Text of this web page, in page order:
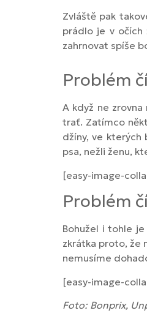
Zvláště pak
prádlo je v očích
zahrnovat spíše
Problém
A když ne
trať. Zatímco
džíny, ve
psa, nežli ženu,
[easy-image-
Problém
Bohužel i tohle
zkrátka proto, že
nemusíme
[easy-image-
Foto: Bonprix,